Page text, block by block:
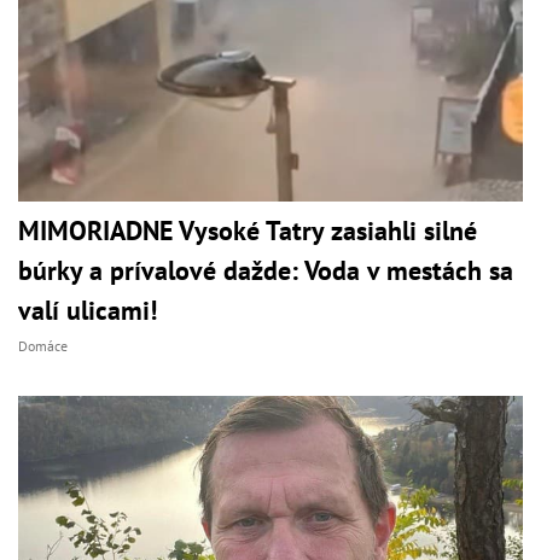
MIMORIADNE Vysoké Tatry zasiahli silné
búrky a prívalové dažde: Voda v mestách sa
valí ulicami!
Domáce